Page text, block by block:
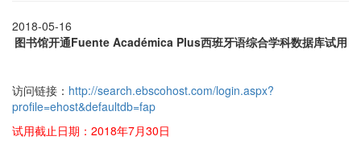
2018-05-16
图书馆开通Fuente Académica Plus西班牙语综合学科数据库试用
访问链接： http://search.ebscohost.com/login.aspx?
profile=ehost&defaultdb=fap
试用截止日期：2018年7月30日